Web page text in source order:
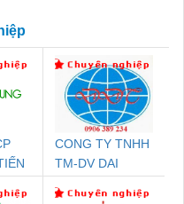
CONG TY TNHH
TM-DV DAI